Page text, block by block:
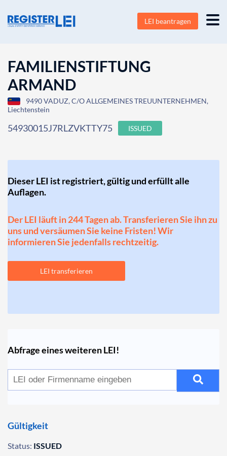
LEI beantragen
FAMILIENSTIFTUNG
ARMAND
9490 VADUZ, C/O ALLGEMEINES TREUUNTERNEHMEN,
Liechtenstein
54930015J7RLZVKTTY75 ISSUED
Dieser LEI ist registriert, gültig und erfüllt alle
Auflagen.
Der LEI läuft in 244 Tagen ab. Transferieren Sie ihn zu
uns und versäumen Sie keine Fristen! Wir
informieren Sie jedenfalls rechtzeitig.
LEI transferieren
Abfrage eines weiteren LEI!
Gültigkeit
Status: ISSUED